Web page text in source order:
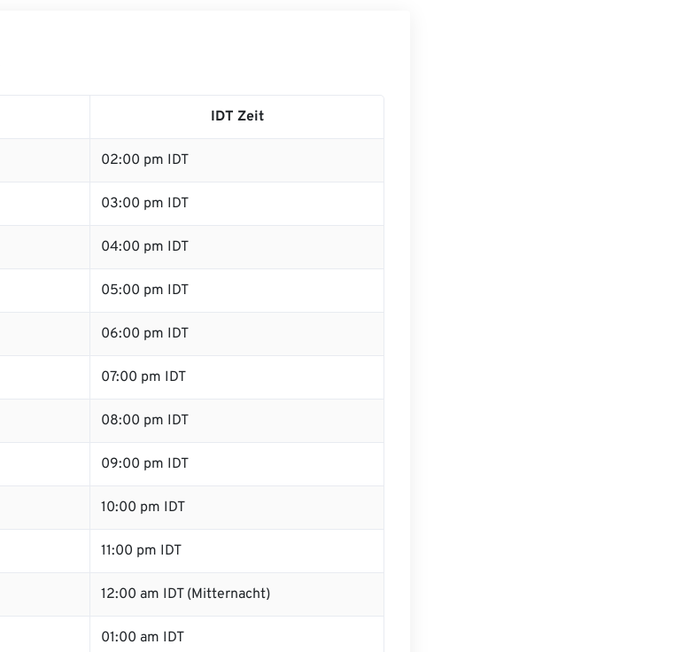
IDT Zeit
02:00 pm IDT
03:00 pm IDT
04:00 pm IDT
05:00 pm IDT
06:00 pm IDT
07:00 pm IDT
08:00 pm IDT
09:00 pm IDT
10:00 pm IDT
11:00 pm IDT
12:00 am IDT (Mitternacht)
01:00 am IDT